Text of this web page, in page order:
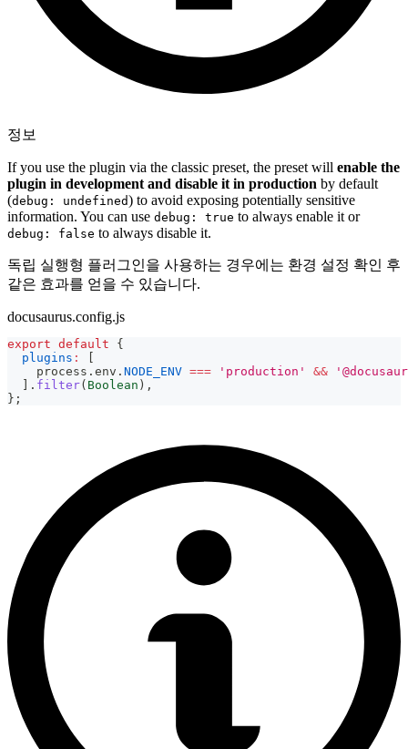
정보
If you use the plugin via the classic preset, the preset will enable the
plugin in development and disable it in production by default
(debug: undefined) to avoid exposing potentially sensitive
information. You can use debug: true to always enable it or
debug: false to always disable it.
독립 실행형 플러그인을 사용하는 경우에는 환경 설정 확인 후
같은 효과를 얻을 수 있습니다.
docusaurus.config.js
export default
{
plugins :
[
    process
. env . NODE_ENV === 'production' &&
] . filter( Boolean ) ,
} ;